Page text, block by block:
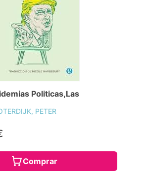
Politicas,Las
PETER
Comprar